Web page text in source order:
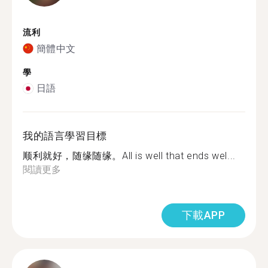
流利
簡體中文
學
日語
我的語言學習目標
顺利就好，随缘随缘。All is well that ends wel...
閱讀更多
下載APP